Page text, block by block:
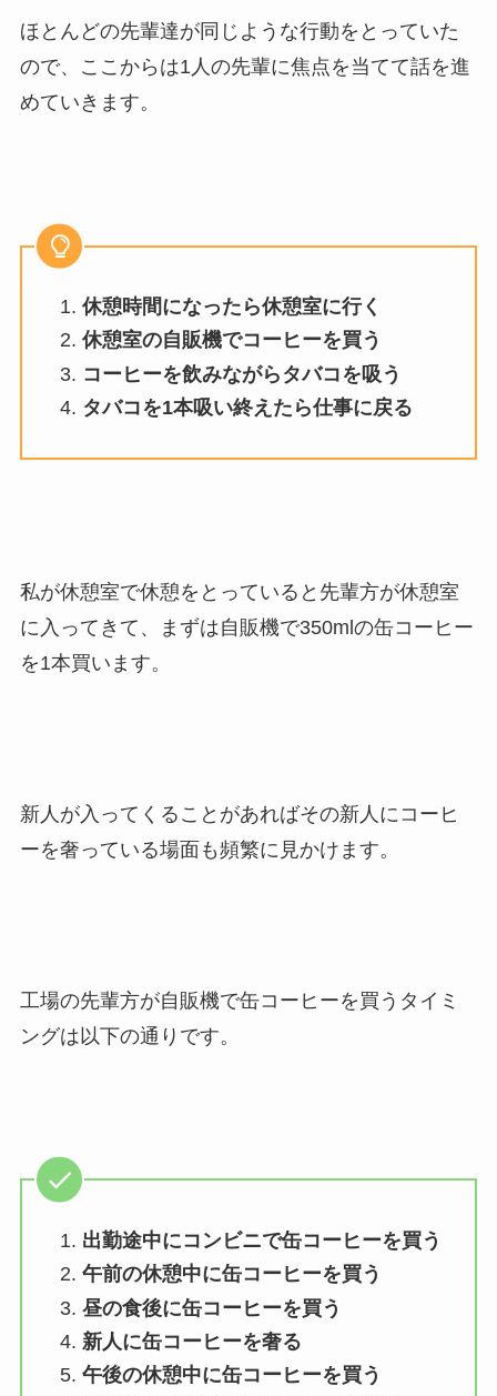
ほとんどの先輩達が同じような行動をとっていた
ので、ここからは1人の先輩に焦点を当てて話を進
めていきます。
休憩時間になったら休憩室に行く
休憩室の自販機でコーヒーを買う
コーヒーを飲みながらタバコを吸う
タバコを1本吸い終えたら仕事に戻る
私が休憩室で休憩をとっていると先輩方が休憩室
に入ってきて、まずは自販機で350mlの缶コーヒー
を1本買います。
新人が入ってくることがあればその新人にコーヒ
ーを奢っている場面も頻繁に見かけます。
工場の先輩方が自販機で缶コーヒーを買うタイミ
ングは以下の通りです。
出勤途中にコンビニで缶コーヒーを買う
午前の休憩中に缶コーヒーを買う
昼の食後に缶コーヒーを買う
新人に缶コーヒーを奢る
午後の休憩中に缶コーヒーを買う